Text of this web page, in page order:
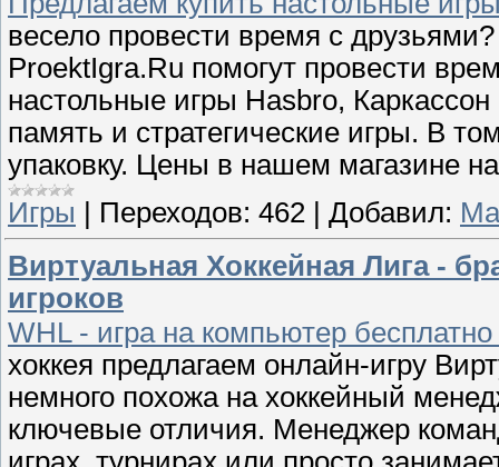
весело провести время с
ProektIgra.Ru помогут провести
настольные игры Hasbro,
память и стратегические игры. В
упаковку. Цены в нашем магазине
Игры
Переходов: 462 Добавил:
Виртуальная Хоккейная Лига -
игроков
WHL - игра на компьютер
хоккея предлагаем онлайн-игру
немного похожа на хоккейный
ключевые отличия. Менеджер